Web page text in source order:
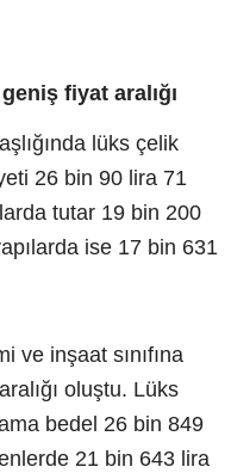
fiyat aralığı
lüks çelik
26 bin 90 lira 71
tutar 19 bin 200
ise 17 bin 631
ve inşaat sınıfına
oluştu. Lüks
bedel 26 bin 849
21 bin 643 lira